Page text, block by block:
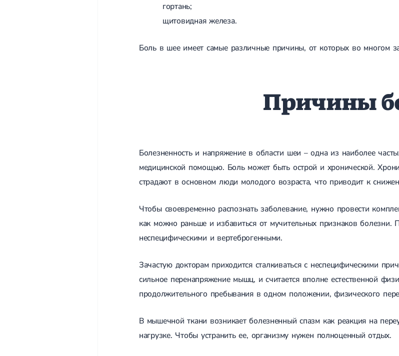
гортань;
щитовидная железа.
Боль в шее имеет самые различные причины, от которых во многом
Причины
Болезненность и напряжение в области шеи – одна из наиболее
медицинской помощью. Боль может быть острой и хронической.
страдают в основном люди молодого возраста, что приводит к
Чтобы своевременно распознать заболевание, нужно провести
как можно раньше и избавиться от мучительных признаков
неспецифическими и вертеброгенными.
Зачастую докторам приходится сталкиваться с неспецифическими
сильное перенапряжение мышц, и считается вполне естественной
продолжительного пребывания в одном положении, физического
В мышечной ткани возникает болезненный спазм как реакция на
нагрузке. Чтобы устранить ее, организму нужен полноценный отдых.